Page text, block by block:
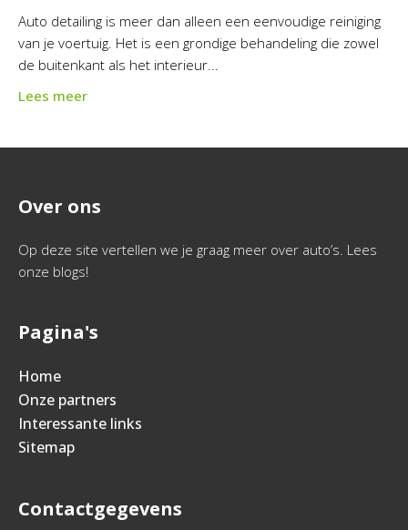
Auto detailing is meer dan alleen een eenvoudige reiniging
van je voertuig. Het is een grondige behandeling die zowel
de buitenkant als het interieur...
Lees meer
Over ons
Op deze site vertellen we je graag meer over auto’s. Lees
onze blogs!
Pagina's
Home
Onze partners
Interessante links
Sitemap
Contactgegevens